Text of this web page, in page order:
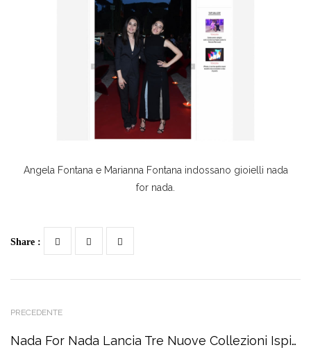
Angela Fontana e Marianna Fontana indossano gioielli nada
for nada.
Share :
PRECEDENTE
Nada For Nada Lancia Tre Nuove Collezioni Ispirate Alla Natura